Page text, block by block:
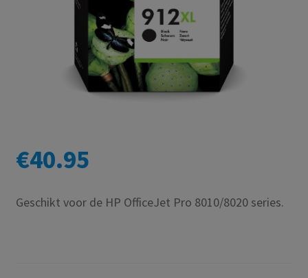
€40.95
Geschikt voor de HP OfficeJet Pro 8010/8020 series.